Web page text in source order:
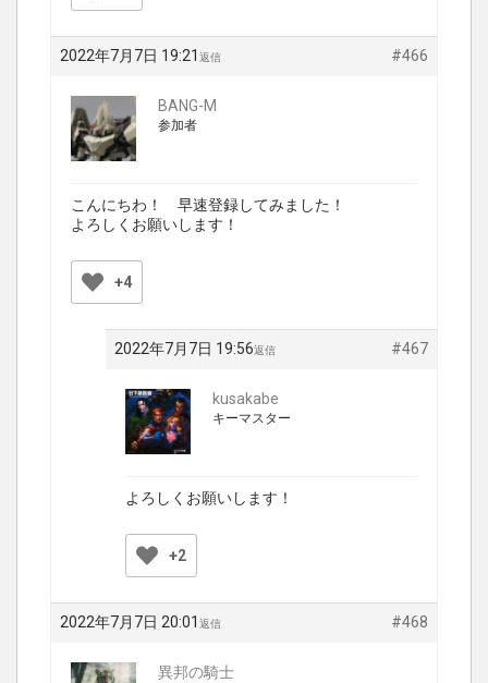
2022年7月7日 19:21 #466
返信
BANG-M
参加者
こんにちわ！ 早速登録してみました！
よろしくお願いします！
+4
2022年7月7日 19:56 #467
返信
kusakabe
キーマスター
よろしくお願いします！
+2
2022年7月7日 20:01 #468
返信
異邦の騎士